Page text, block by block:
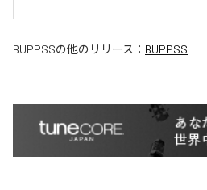
BUPPSSの他のリリース： BUPPSS